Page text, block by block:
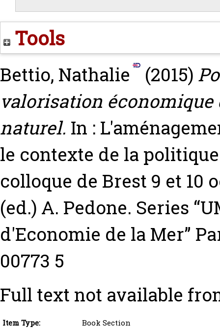
Tools
Bettio, Nathalie (2015)
valorisation
naturel. In :
le contexte de la
colloque de Brest 9 et 10
(ed.) A. Pedone. Series
d'Economie de la Mer”
00773 5
Full text not available
Item Type:
Book Section